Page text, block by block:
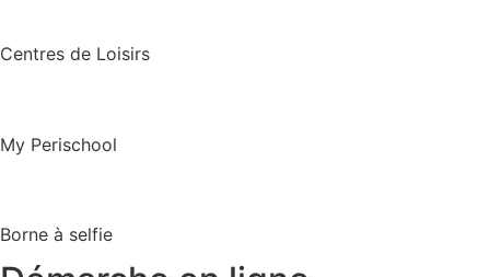
Centres de Loisirs
My Perischool
Borne à selfie